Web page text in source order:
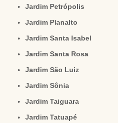
Jardim Petrópolis
Jardim Planalto
Jardim Santa Isabel
Jardim Santa Rosa
Jardim São Luiz
Jardim Sônia
Jardim Taiguara
Jardim Tatuapé